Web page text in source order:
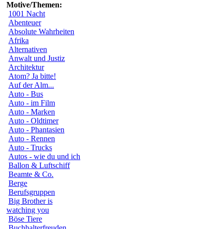
Motive/Themen:
1001 Nacht
Abenteuer
Absolute Wahrheiten
Afrika
Alternativen
Anwalt und Justiz
Architektur
Atom? Ja bitte!
Auf der Alm...
Auto - Bus
Auto - im Film
Auto - Marken
Auto - Oldtimer
Auto - Phantasien
Auto - Rennen
Auto - Trucks
Autos - wie du und ich
Ballon & Luftschiff
Beamte & Co.
Berge
Berufsgruppen
Big Brother is
watching you
Böse Tiere